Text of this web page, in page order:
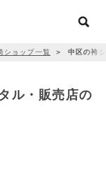
ショップ一覧 ＞ 中区の袴
ル・販売店の